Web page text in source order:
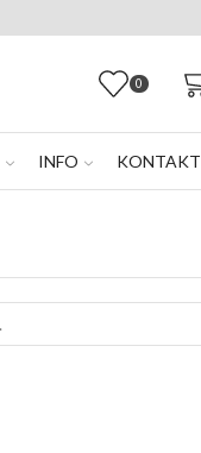
0
INFO KONTAKT